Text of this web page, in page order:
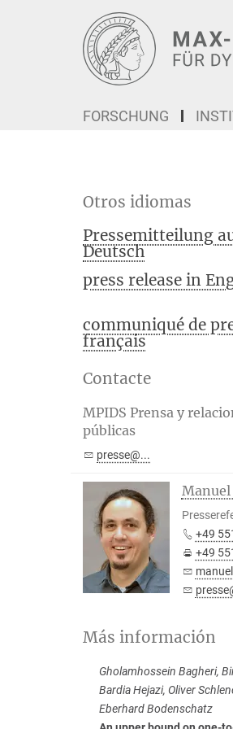
FORSCHUNG
Otros idiomas
Pressemitteilung
Deutsch
press release in
communiqué de
français
Contacte
MPIDS Prensa y
públicas
presse@...
+49
+49
Más información
Gholamhossein Bagheri,
Bardia Hejazi, Oliver
Eberhard Bodenschatz